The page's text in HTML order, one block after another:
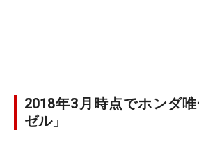
2018年3月時点でホンダ
ゼル」